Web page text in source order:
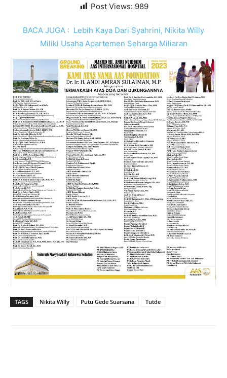
Post Views: 989
BACA JUGA : Lebih Kaya Dari Syahrini, Nikita Willy
Miliki Usaha Apartemen Seharga Miliaran
TAGS Nikita Willy Putu Gede Suarsana Tutde